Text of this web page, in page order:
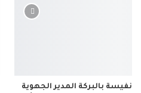
نفيسة بالبركة المدير الجهوية